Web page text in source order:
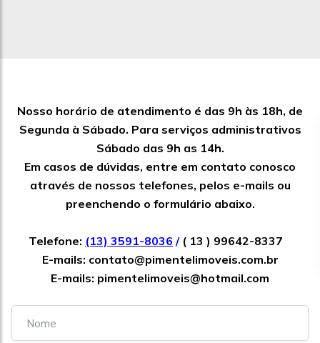
Nosso horário de atendimento é das 9h às 18h, de
Segunda à Sábado. Para serviços administrativos
Sábado das 9h as 14h.
Em casos de dúvidas, entre em contato conosco
através de nossos telefones, pelos e-mails ou
preenchendo o formulário abaixo.
Telefone: (13) 3591-8036 / ( 13 ) 99642-8337
E-mails: contato@pimentelimoveis.com.br
E-mails: pimentelimoveis@hotmail.com